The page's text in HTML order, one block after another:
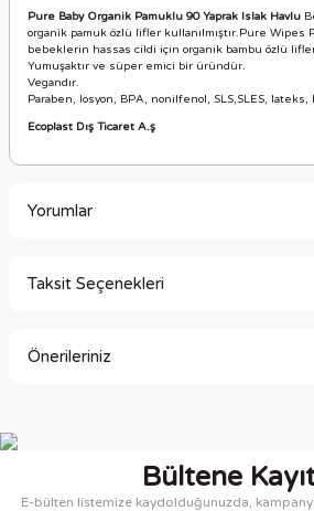
Pure Baby Organik Pamuklu 90 Yaprak Islak Havlu
organik pamuk özlü lifler kullanılmıştır.Pure Wipes
bebeklerin hassas cildi için organik bambu özlü
Yumuşaktır ve süper emici bir üründür.
Vegandır.
Paraben, losyon, BPA, nonilfenol, SLS,SLES,
Ecoplast Dış Ticaret A.ş
Yorumlar
Taksit Seçenekleri
Önerileriniz
Görüş ve önerileriniz için teşekkür ederiz.
Bültene
E-bülten listemize kaydolduğunuzda,